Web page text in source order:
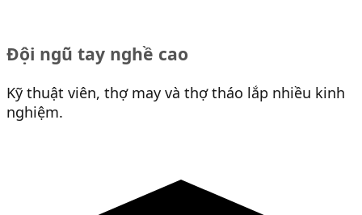
Đội ngũ tay nghề cao
Kỹ thuật viên, thợ may và thợ tháo lắp nhiều kinh
nghiệm.